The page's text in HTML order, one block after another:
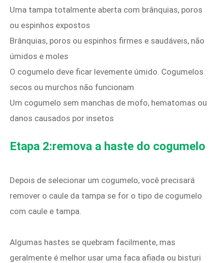
Uma tampa totalmente aberta com brânquias, poros
ou espinhos expostos
Brânquias, poros ou espinhos firmes e saudáveis, não
úmidos e moles
O cogumelo deve ficar levemente úmido. Cogumelos
secos ou murchos não funcionam
Um cogumelo sem manchas de mofo, hematomas ou
danos causados ​​por insetos
Etapa 2:remova a haste do cogumelo
Depois de selecionar um cogumelo, você precisará
remover o caule da tampa se for o tipo de cogumelo
com caule e tampa.
Algumas hastes se quebram facilmente, mas
geralmente é melhor usar uma faca afiada ou bisturi